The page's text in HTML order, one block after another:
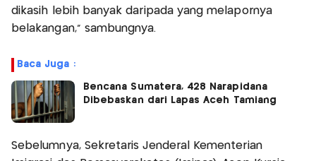
dikasih lebih banyak daripada yang melapornya
belakangan," sambungnya.
Baca Juga :
Bencana Sumatera, 428 Narapidana
Dibebaskan dari Lapas Aceh Tamiang
Sebelumnya, Sekretaris Jenderal Kementerian